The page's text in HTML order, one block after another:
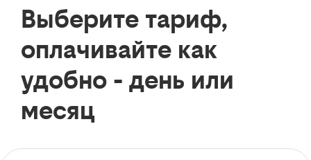
Выберите тариф,
оплачивайте как
удобно - день или
месяц